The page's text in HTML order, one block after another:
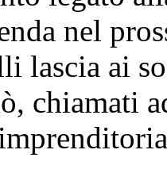
nel
lascia ai
chiamati